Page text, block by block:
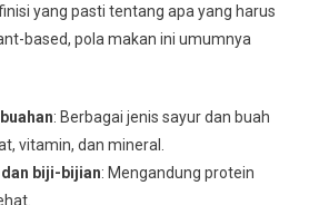
yang pasti tentang apa yang harus
based, pola makan ini umumnya
: Berbagai jenis sayur dan buah
vitamin, dan mineral.
biji-bijian: Mengandung protein